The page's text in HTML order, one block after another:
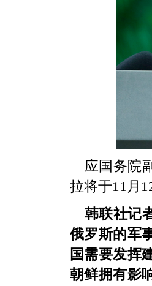
应国务院
拉将于11月
韩联社记
俄罗斯的军
国需要发挥
朝鲜拥有影